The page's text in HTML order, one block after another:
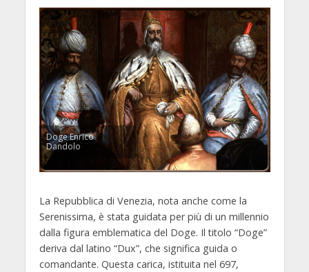
Doge Enrico
Dandolo
La Repubblica di Venezia, nota anche come la
Serenissima, è stata guidata per più di un millennio
dalla figura emblematica del Doge. Il titolo “Doge”
deriva dal latino “Dux”, che significa guida o
comandante. Questa carica, istituita nel 697,